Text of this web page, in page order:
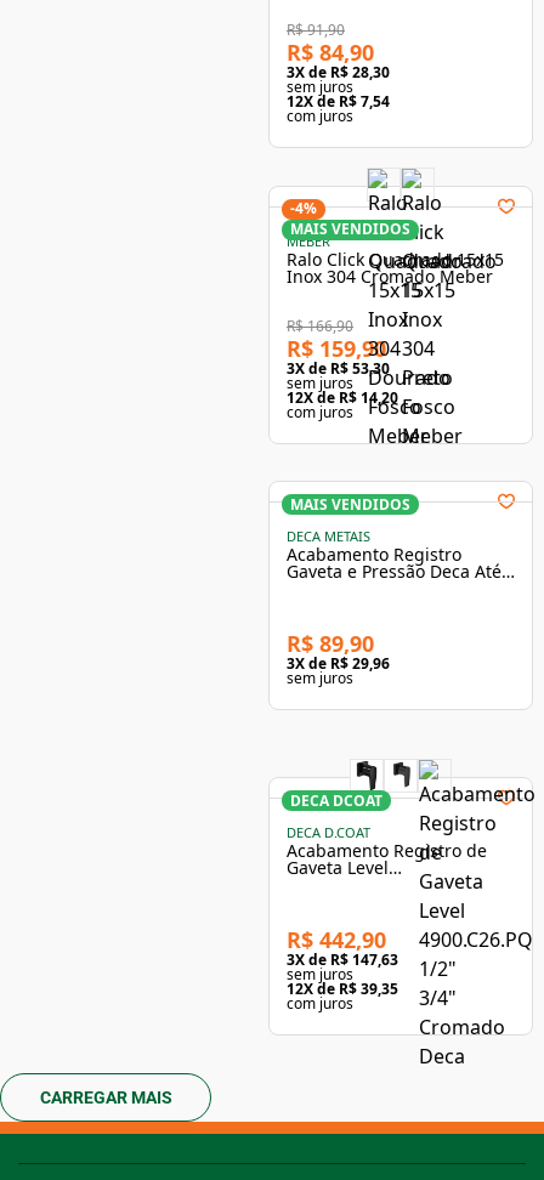
R$ 91,90
R$ 84,90
3X de R$ 28,30
sem juros
12X de R$ 7,54
com juros
MEBER
Ralo Click Quadrado 15x15
Inox 304 Cromado Meber
R$ 166,90
R$ 159,90
3X de R$ 53,30
sem juros
12X de R$ 14,20
com juros
-4%
MAIS VENDIDOS
DECA METAIS
Acabamento Registro
Gaveta e Pressão Deca Até
R$ 89,90
3X de R$ 29,96
sem juros
MAIS VENDIDOS
DECA D.COAT
Acabamento Registro de
Gaveta Level
4900.GL26.PQ.RD 1/2" 3/4"
R$ 442,90
3X de R$ 147,63
sem juros
12X de R$ 39,35
com juros
DECA DCOAT
CARREGAR MAIS